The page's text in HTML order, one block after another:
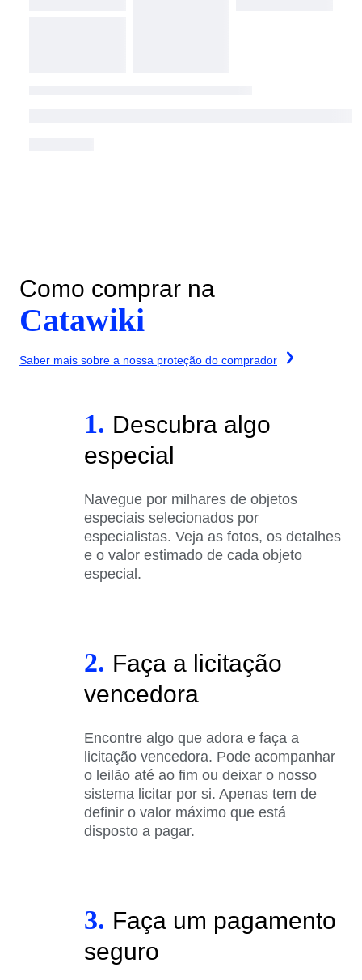
Como comprar na
Catawiki
Saber mais sobre a nossa proteção do comprador
1. Descubra algo
especial
Navegue por milhares de objetos
especiais selecionados por
especialistas. Veja as fotos, os detalhes
e o valor estimado de cada objeto
especial.
2. Faça a licitação
vencedora
Encontre algo que adora e faça a
licitação vencedora. Pode acompanhar
o leilão até ao fim ou deixar o nosso
sistema licitar por si. Apenas tem de
definir o valor máximo que está
disposto a pagar.
3. Faça um pagamento
seguro